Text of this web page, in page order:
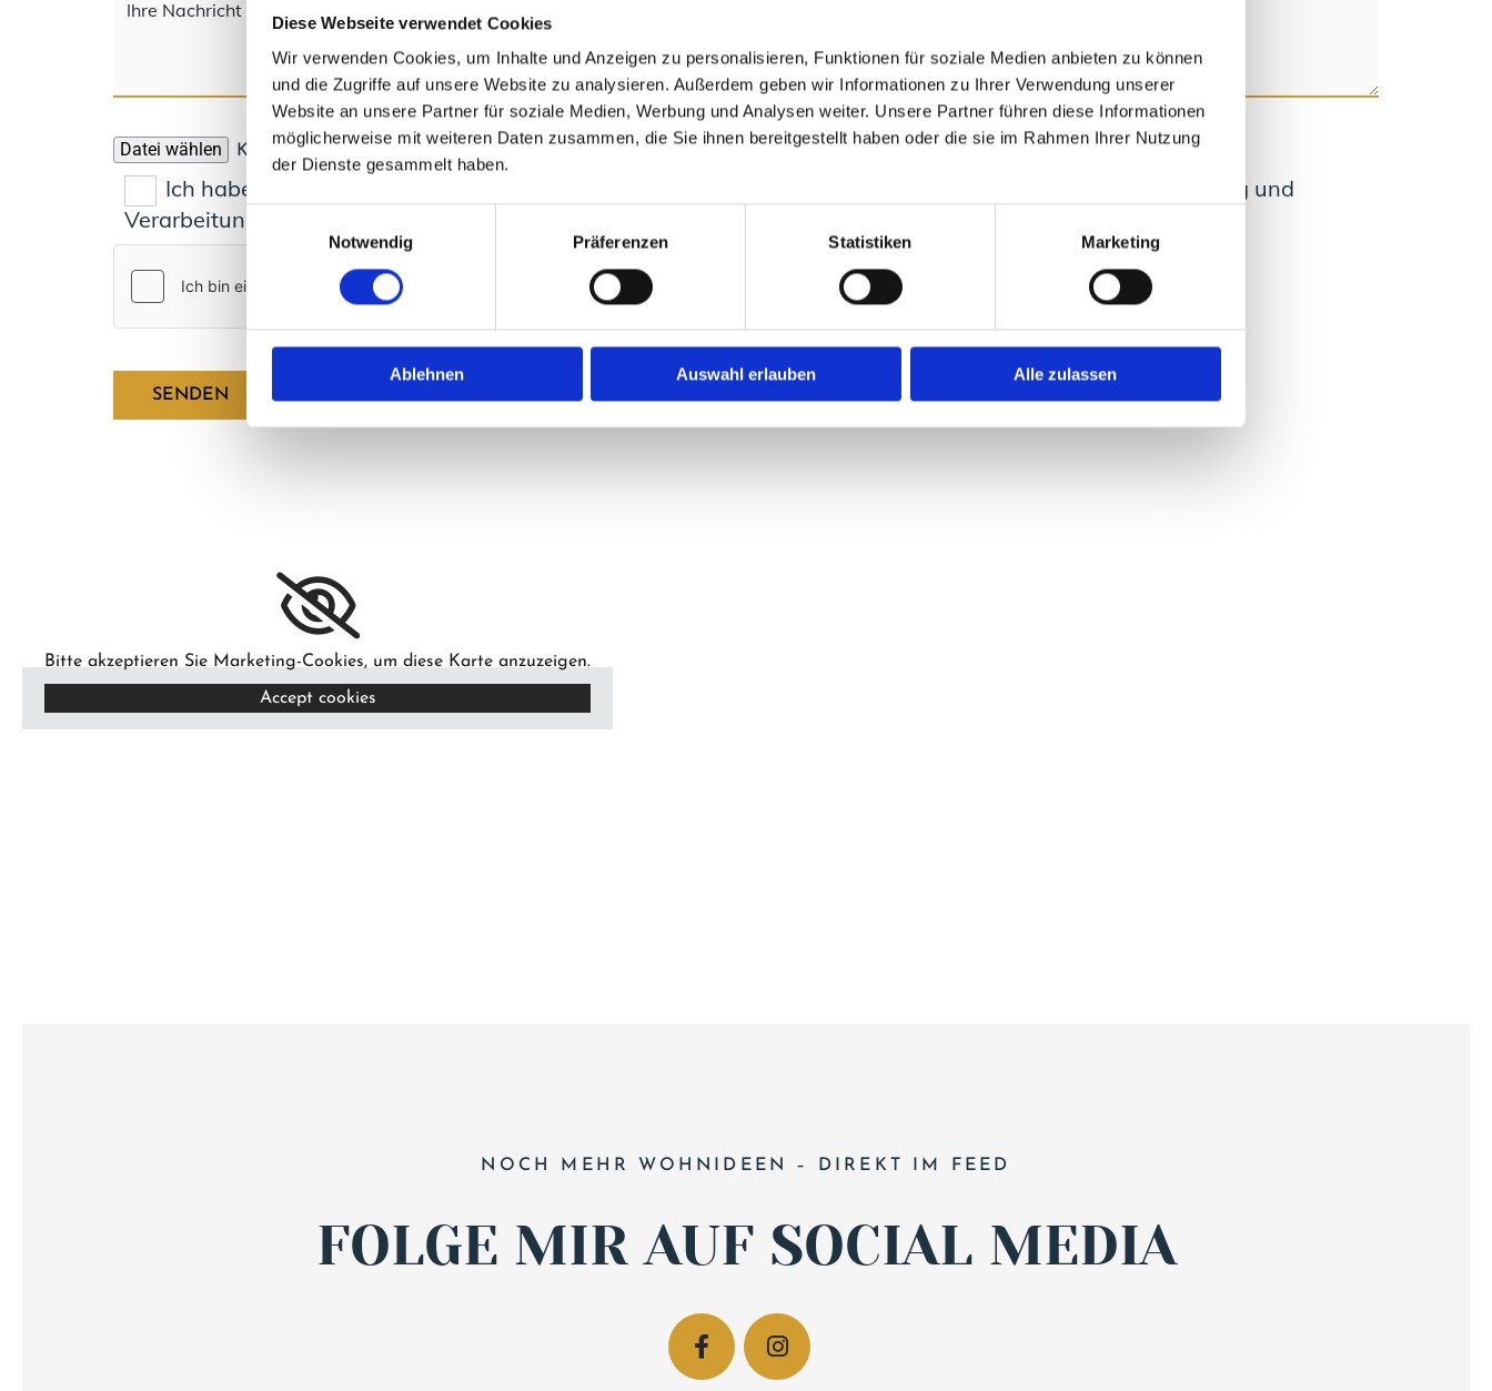
Diese Webseite verwendet Cookies
Wir verwenden Cookies, um Inhalte und Anzeigen zu personalisieren, Funktionen für soziale Medien anbieten zu können
und die Zugriffe auf unsere Website zu analysieren. Außerdem geben wir Informationen zu Ihrer Verwendung unserer
Website an unsere Partner für soziale Medien, Werbung und Analysen weiter. Unsere Partner führen diese Informationen
möglicherweise mit weiteren Daten zusammen, die Sie ihnen bereitgestellt haben oder die sie im Rahmen Ihrer Nutzung
der Dienste gesammelt haben.
Notwendig
Präferenzen Statistiken Marketing
Ablehnen Auswahl erlauben Alle zulassen
Datei wählen Keine Datei ausgewählt
Ich habe die Datenschutzerklärung zur Kenntnis genommen. Ich stimme einer elektronischen Speicherung und
Verarbeitung meiner eingegebenen Daten zur Beantwortung meiner Anfrage zu. *
Bitte akzeptieren Sie Marketing-Cookies, um diese Karte anzuzeigen.
Accept cookies
NOCH MEHR WOHNIDEEN – DIREKT IM FEED
FOLGE MIR AUF SOCIAL MEDIA